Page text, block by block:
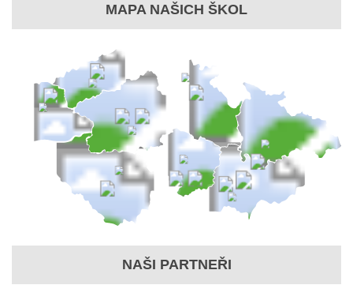
MAPA NAŠICH ŠKOL
NAŠI PARTNEŘI